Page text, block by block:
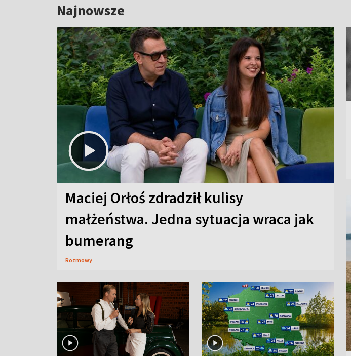
Najnowsze
Maciej Orłoś zdradził kulisy
małżeństwa. Jedna sytuacja wraca jak
bumerang
Rozmowy